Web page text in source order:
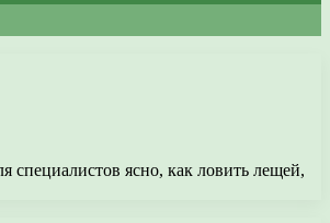
специалистов ясно, как ловить лещей,